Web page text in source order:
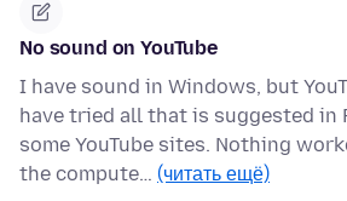
No sound on YouTube
I have sound in Windows, but
have tried all that is suggested in
some YouTube sites. Nothing
the compute… (читать ещё)